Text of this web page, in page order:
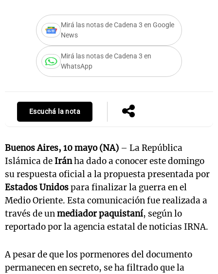
Mirá las notas de Cadena 3 en Google
News
Mirá las notas de Cadena 3 en
WhatsApp
Escuchá la nota
Buenos Aires, 10 mayo (NA) – La República
Islámica de Iránha dado a conocer este domingo
su respuesta oficial a la propuesta presentada por
Estados Unidospara finalizar la guerra en el
Medio Oriente. Esta comunicación fue realizada a
través de unmediador paquistaní, según lo
reportado por la agencia estatal de noticias IRNA.
A pesar de que los pormenores del documento
permanecen en secreto, se ha filtrado que la